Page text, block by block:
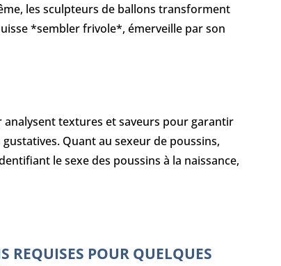
les sculpteurs de ballons transforment
*sembler frivole*, émerveille par son
analysent textures et saveurs pour garantir
Quant au sexeur de poussins,
le sexe des poussins à la naissance,
REQUISES POUR QUELQUES